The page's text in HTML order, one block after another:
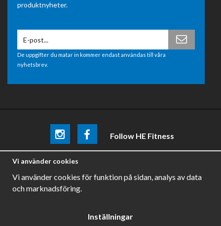
produktnyheter.
De uppgifter du matar in kommer endast användas till våra
nyhetsbrev.
Follow HE Fitness
Be the firstto know aboutpromotions, news and training
Vi använder cookies
Vi använder cookies för funktion på sidan, analys av data
och marknadsföring.
Inställningar